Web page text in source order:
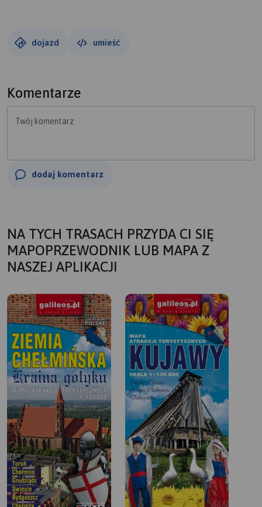
dojazd umieść
Komentarze
Twój komentarz
dodaj komentarz
NA TYCH TRASACH PRZYDA CI SIĘ
MAPOPRZEWODNIK LUB MAPA Z
NASZEJ APLIKACJI